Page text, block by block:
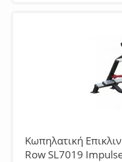
Κωπηλατική
Row SL7019